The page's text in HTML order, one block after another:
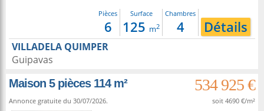
Pièces
6
Surface
125 m2
Chambres
4 Détails
VILLADELA QUIMPER
Guipavas
Maison 5 pièces 114 m²
534 925 €
Annonce gratuite du 30/07/2026. soit 4690 €/m²